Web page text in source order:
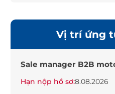
Vị trí ứng
Sale manager B2B
Hạn nộp hồ sơ:8.08.2026